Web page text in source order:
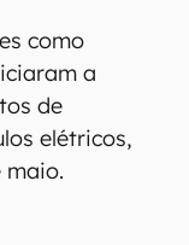
como
a
de
elétricos,